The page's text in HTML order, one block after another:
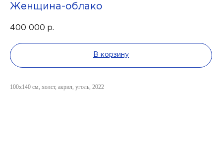
Женщина-облако
400 000 р.
В корзину
100x140 см, холст, акрил, уголь, 2022